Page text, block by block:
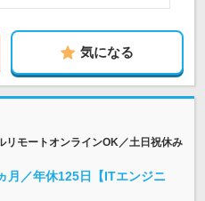
気になる
リモートオンラインOK／土日祝休み
月／年休125日【ITエンジニ